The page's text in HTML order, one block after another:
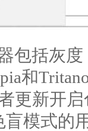
包括灰
和
更新开
模式的